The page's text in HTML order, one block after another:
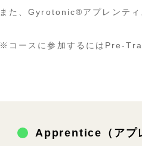
また、Gyrotonic®︎アプレンティ
※コースに参加するにはPre-
Apprentice（アプ